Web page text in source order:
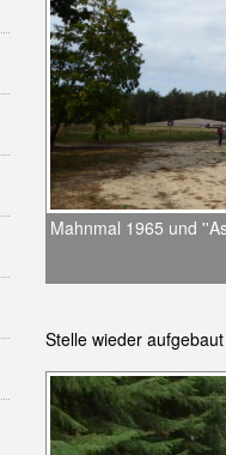
Mahnmal 1965 und
Stelle wieder